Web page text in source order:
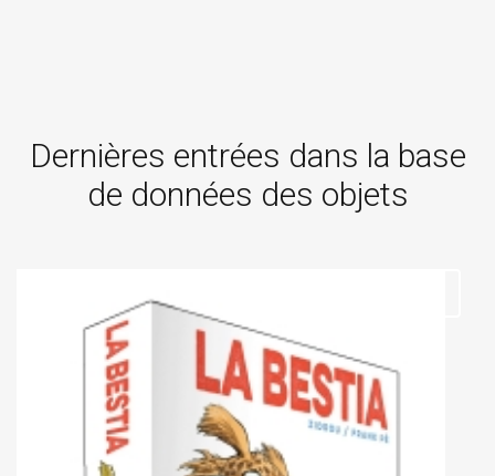
Dernières entrées dans la base
de données des objets